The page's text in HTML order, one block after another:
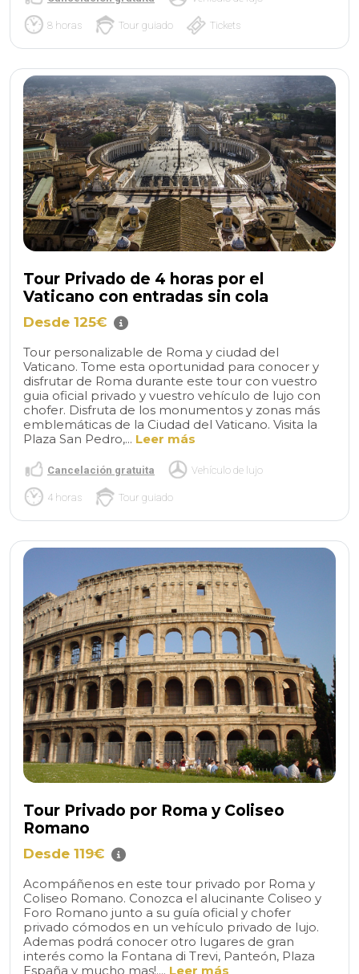
8 horas Tour guiado Tickets
Tour Privado de 4 horas por el
Vaticano con entradas sin cola
Desde 125€
Tour personalizable de Roma y ciudad del
Vaticano. Tome esta oportunidad para conocer y
disfrutar de Roma durante este tour con vuestro
guia oficial privado y vuestro vehículo de lujo con
chofer. Disfruta de los monumentos y zonas más
emblemáticas de la Ciudad del Vaticano. Visita la
Plaza San Pedro,... Leer más
Cancelación gratuita Vehículo de lujo
4 horas Tour guiado
Tour Privado por Roma y Coliseo
Romano
Desde 119€
Acompáñenos en este tour privado por Roma y
Coliseo Romano. Conozca el alucinante Coliseo y
Foro Romano junto a su guía oficial y chofer
privado cómodos en un vehículo privado de lujo.
Ademas podrá conocer otro lugares de gran
interés como la Fontana di Trevi, Panteón, Plaza
España y mucho mas!.... Leer más